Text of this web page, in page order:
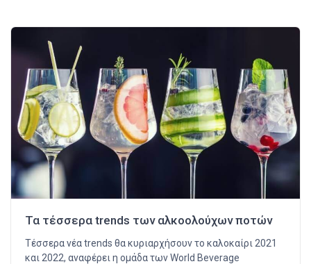
Τα τέσσερα trends των αλκοολούχων ποτών
Τέσσερα νέα trends θα κυριαρχήσουν το καλοκαίρι 2021
και 2022, αναφέρει η ομάδα των World Beverage